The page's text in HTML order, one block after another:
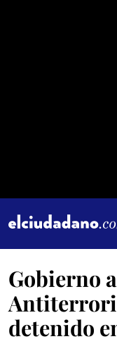
Gobierno
detenido